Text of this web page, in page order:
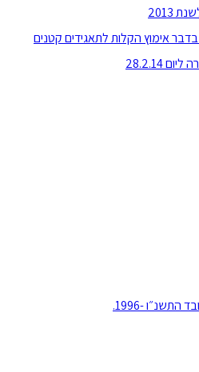
2013
אימוץ הקלות לתאגידים קטנים
28.2.14
-1996.